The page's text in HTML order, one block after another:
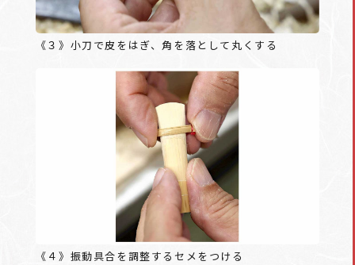
《３》小刀で皮をはぎ、角を落として丸くする
《４》振動具合を調整するセメをつける